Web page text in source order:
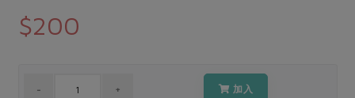
$200
加入